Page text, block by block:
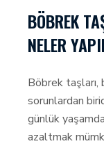
BÖBREK
NELER
Böbrek taşları,
sorunlardan
günlük
azaltmak